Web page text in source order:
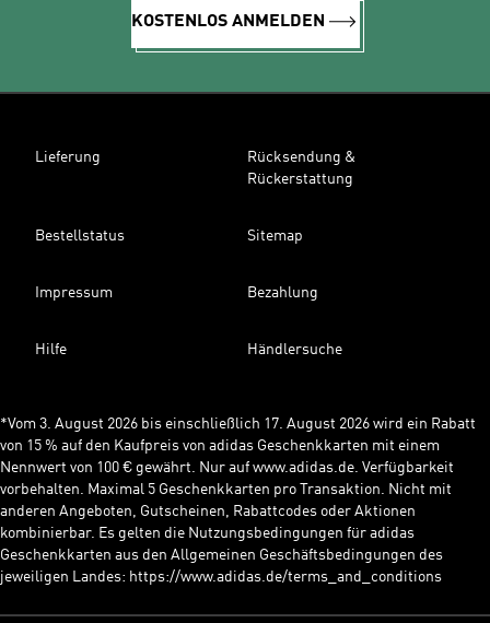
KOSTENLOS ANMELDEN
Lieferung
Rücksendung &
Rückerstattung
Bestellstatus Sitemap
Impressum Bezahlung
Hilfe Händlersuche
*Vom 3. August 2026 bis einschließlich 17. August 2026 wird ein Rabatt
von 15 % auf den Kaufpreis von adidas Geschenkkarten mit einem
Nennwert von 100 € gewährt. Nur auf www.adidas.de. Verfügbarkeit
vorbehalten. Maximal 5 Geschenkkarten pro Transaktion. Nicht mit
anderen Angeboten, Gutscheinen, Rabattcodes oder Aktionen
kombinierbar. Es gelten die Nutzungsbedingungen für adidas
Geschenkkarten aus den Allgemeinen Geschäftsbedingungen des
jeweiligen Landes: https://www.adidas.de/terms_and_conditions